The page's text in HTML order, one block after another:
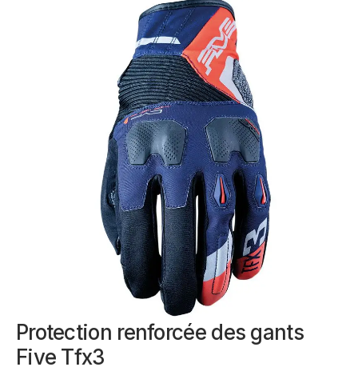
Protection renforcée des gants
Five Tfx3